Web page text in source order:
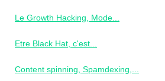
Le Growth Hacking, Mode...
Etre Black Hat, c'est...
Content spinning, Spamdexing,...